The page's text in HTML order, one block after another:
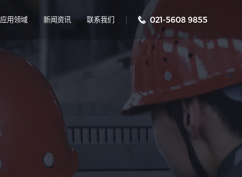
应用领域 新闻资讯 联系我们 021-5608 9855